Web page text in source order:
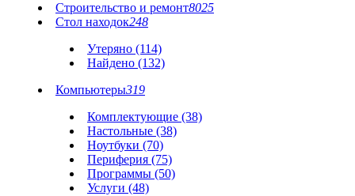
Строительство и ремонт8025
Стол находок248
Утеряно (114)
Найдено (132)
Компьютеры319
Комплектующие (38)
Настольные (38)
Ноутбуки (70)
Периферия (75)
Программы (50)
Услуги (48)